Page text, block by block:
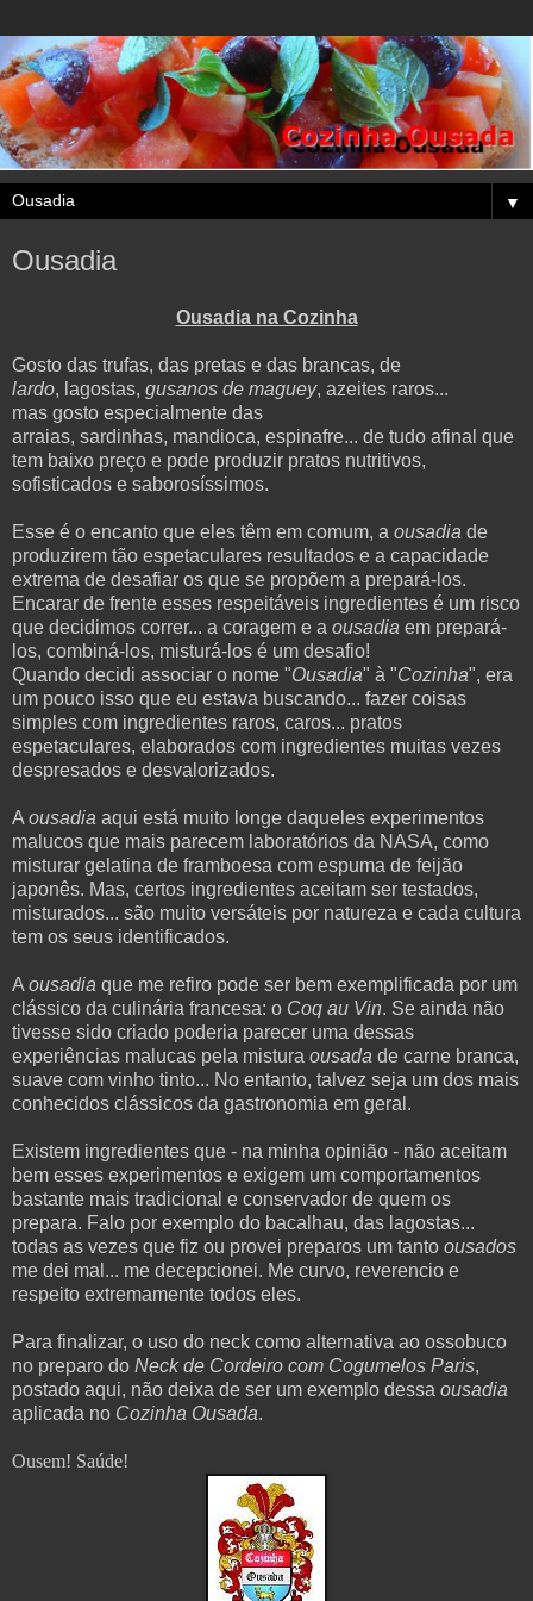
▼
Ousadia
Ousadia na Cozinha
Gosto das trufas, das pretas e das brancas, de
lardo, lagostas, gusanos de maguey, azeites raros...
mas gosto especialmente das
arraias, sardinhas, mandioca, espinafre... de tudo afinal que
tem baixo preço e pode produzir pratos nutritivos,
sofisticados e saborosíssimos.
Esse é o encanto que eles têm em comum, a ousadia de
produzirem tão espetaculares resultados e a capacidade
extrema de desafiar os que se propõem a prepará-los.
Encarar de frente esses respeitáveis ingredientes é um risco
que decidimos correr... a coragem e a ousadia em prepará-
los, combiná-los, misturá-los é um desafio!
Quando decidi associar o nome "Ousadia" à "Cozinha", era
um pouco isso que eu estava buscando... fazer coisas
simples com ingredientes raros, caros... pratos
espetaculares, elaborados com ingredientes muitas vezes
despresados e desvalorizados.
A ousadia aqui está muito longe daqueles experimentos
malucos que mais parecem laboratórios da NASA, como
misturar gelatina de framboesa com espuma de feijão
japonês. Mas, certos ingredientes aceitam ser testados,
misturados... são muito versáteis por natureza e cada cultura
tem os seus identificados.
A ousadia que me refiro pode ser bem exemplificada por um
clássico da culinária francesa: o Coq au Vin. Se ainda não
tivesse sido criado poderia parecer uma dessas
experiências malucas pela mistura ousada de carne branca,
suave com vinho tinto... No entanto, talvez seja um dos mais
conhecidos clássicos da gastronomia em geral.
Existem ingredientes que - na minha opinião - não aceitam
bem esses experimentos e exigem um comportamentos
bastante mais tradicional e conservador de quem os
prepara. Falo por exemplo do bacalhau, das lagostas...
todas as vezes que fiz ou provei preparos um tanto ousados
me dei mal... me decepcionei. Me curvo, reverencio e
respeito extremamente todos eles.
Para finalizar, o uso do neck como alternativa ao ossobuco
no preparo do Neck de Cordeiro com Cogumelos Paris,
postado aqui, não deixa de ser um exemplo dessa ousadia
aplicada no Cozinha Ousada.
Ousem! Saúde!